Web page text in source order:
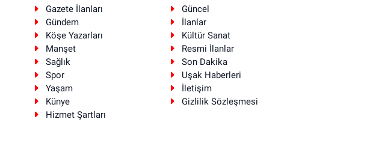
Gazete İlanları
Güncel
Gündem
İlanlar
Köşe Yazarları
Kültür Sanat
Manşet
Resmi İlanlar
Sağlık
Son Dakika
Spor
Uşak Haberleri
Yaşam
İletişim
Künye
Gizlilik Sözleşmesi
Hizmet Şartları